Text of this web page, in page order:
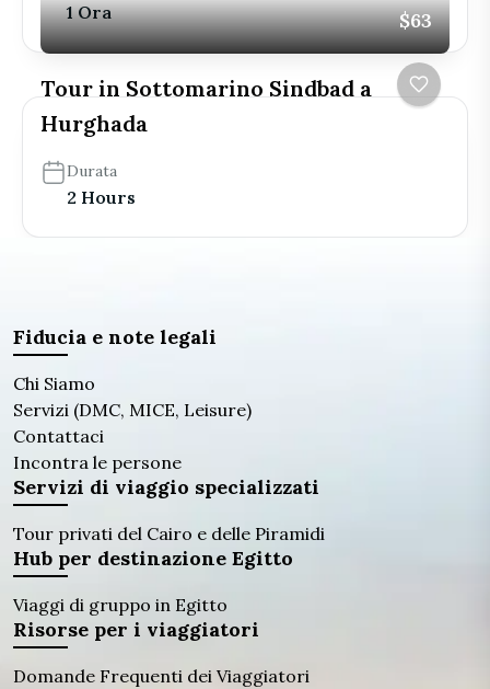
1 Ora $63
Tour in Sottomarino Sindbad a
Hurghada
Durata
2 Hours
Fiducia e note legali
Chi Siamo
Servizi (DMC, MICE, Leisure)
Contattaci
Incontra le persone
Servizi di viaggio specializzati
Tour privati ​​del Cairo e delle Piramidi
Hub per destinazione Egitto
Viaggi di gruppo in Egitto
Risorse per i viaggiatori
Domande Frequenti dei Viaggiatori